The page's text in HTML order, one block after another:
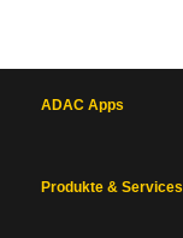
ADAC Apps
Produkte & Services